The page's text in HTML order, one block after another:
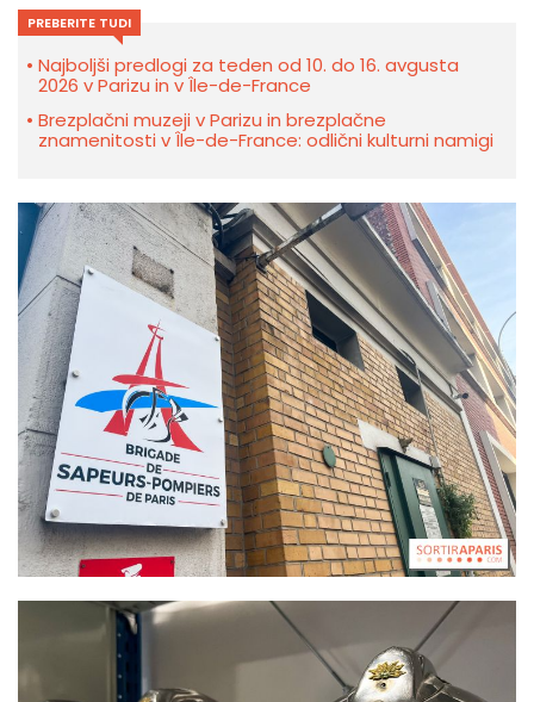
PREBERITE TUDI
Najboljši predlogi za teden od 10. do 16. avgusta
2026 v Parizu in v Île-de-France
Brezplačni muzeji v Parizu in brezplačne
znamenitosti v Île-de-France: odlični kulturni namigi